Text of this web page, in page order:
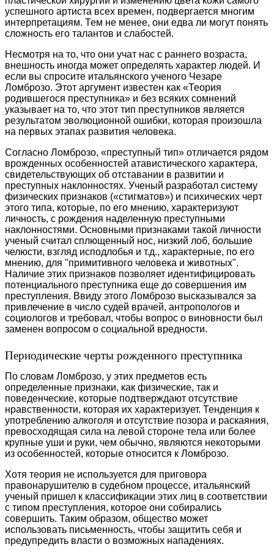
успешного артиста всех времен, подвергается многим
интерпретациям. Тем не менее, они едва ли могут понять
сложность его талантов и слабостей.
Несмотря на то, что они учат нас с раннего возраста,
внешность иногда может определять характер людей. И
если вы спросите итальянского ученого Чезаре
Ломброзо. Этот аргумент известен как «Теория
родившегося преступника» и без всяких сомнений
указывает на то, что этот тип преступников является
результатом эволюционной ошибки, которая произошла
на первых этапах развития человека.
Согласно Ломброзо, «преступный тип» отличается рядом
врожденных особенностей атавистического характера,
свидетельствующих об отставании в развитии и
преступных наклонностях. Ученый разработал систему
физических признаков («стигматов») и психических черт
этого типа, которые, по его мнению, характеризуют
личность, с рождения наделенную преступными
наклонностями. Основными признаками такой личности
ученый считал сплющенный нос, низкий лоб, большие
челюсти, взгляд исподлобья и т.д., характерные, по его
мнению, для "примитивного человека и животных".
Наличие этих признаков позволяет идентифицировать
потенциального преступника еще до совершения им
преступления. Ввиду этого Ломброзо высказывался за
привлечение в число судей врачей, антропологов и
социологов и требовал, чтобы вопрос о виновности был
заменен вопросом о социальной вредности.
Периодические черты рожденного преступника
По словам Ломброзо, у этих предметов есть
определенные признаки, как физические, так и
поведенческие, которые подтверждают отсутствие
нравственности, которая их характеризует. Тенденция к
употреблению алкоголя и отсутствие позора и раскаяния,
превосходящая сила на левой стороне тела или более
крупные уши и руки, чем обычно, являются некоторыми
из особенностей, которые относится к Ломброзо.
Хотя теория не используется для приговора
правонарушителю в судебном процессе, итальянский
ученый пришел к классификации этих лиц в соответствии
с типом преступления, которое они собирались
совершить. Таким образом, общество может
использовать письменность, чтобы защитить себя и
предупредить власти о возможных нападениях.